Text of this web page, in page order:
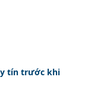
tín trước khi